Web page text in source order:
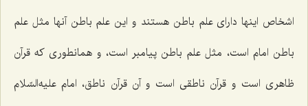
اشخاص اینها دارای علم باطن هستند و این علم باطن آنها مثل علم
باطن امام است، مثل علم باطن پیامبر است، و همانطوری که قرآن
ظاهری است و قرآن ناطقی است و آن قرآن ناطق، امام علیه‌السّلام